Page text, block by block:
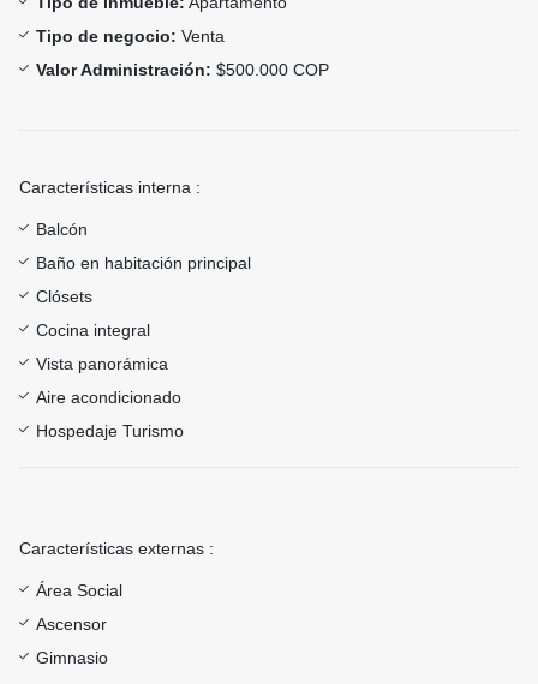
Tipo de negocio: Venta
Valor Administración: $500.000 COP
Características interna :
Balcón
Baño en habitación principal
Clósets
Cocina integral
Vista panorámica
Aire acondicionado
Hospedaje Turismo
Características externas :
Área Social
Ascensor
Gimnasio